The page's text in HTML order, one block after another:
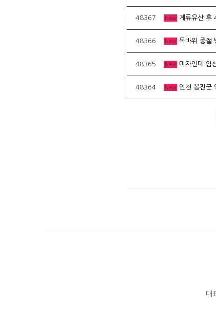
48367 New 계류유산 후
48366 New 독바위 중절
48365 New 미자인데 임
48364 New 인천 옹진군
대